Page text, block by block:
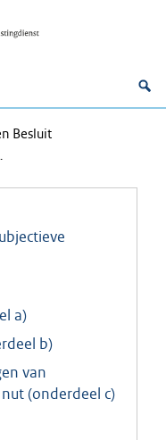
Besluit
a)
b)
van
(onderdeel c)